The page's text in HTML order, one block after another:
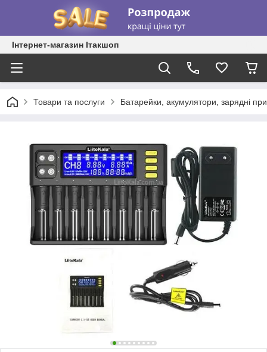
Інтернет-магазин Ітакшоп
Товари та послуги Батарейки, акумулятори, зарядні